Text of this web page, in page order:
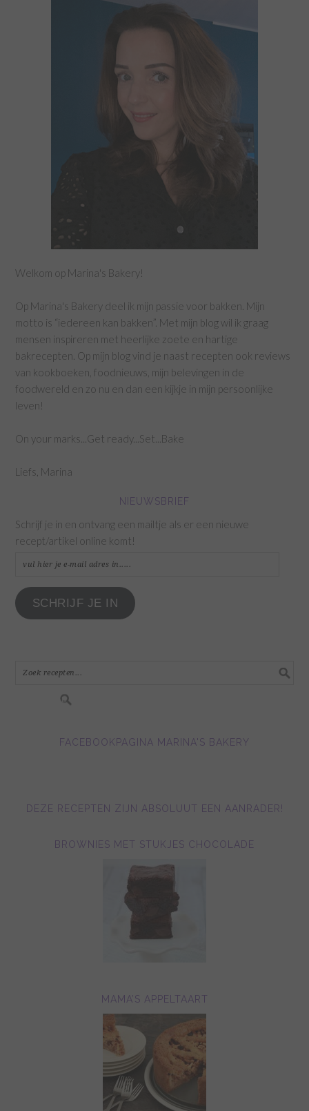
Welkom op Marina's Bakery!
Op Marina's Bakery deel ik mijn passie voor bakken. Mijn
motto is “iedereen kan bakken”. Met mijn blog wil ik graag
mensen inspireren met heerlijke zoete en hartige
bakrecepten. Op mijn blog vind je naast recepten ook reviews
van kookboeken, foodnieuws, mijn belevingen in de
foodwereld en zo nu en dan een kijkje in mijn persoonlijke
leven!
On your marks...Get ready...Set...Bake
Liefs, Marina
NIEUWSBRIEF
Schrijf je in en ontvang een mailtje als er een nieuwe
recept/artikel online komt!
vul
je
e-
SCHRIJF JE IN
FACEBOOKPAGINA MARINA'S BAKERY
DEZE RECEPTEN ZIJN ABSOLUUT EEN AANRADER!
BROWNIES MET STUKJES CHOCOLADE
MAMA’S APPELTAART